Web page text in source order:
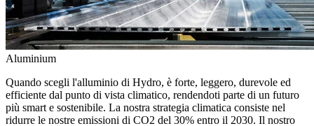
Aluminium
Quando scegli l'alluminio di Hydro, è forte, leggero, durevole ed
efficiente dal punto di vista climatico, rendendoti parte di un futuro
più smart e sostenibile. La nostra strategia climatica consiste nel
ridurre le nostre emissioni di CO2 del 30% entro il 2030. Il nostro